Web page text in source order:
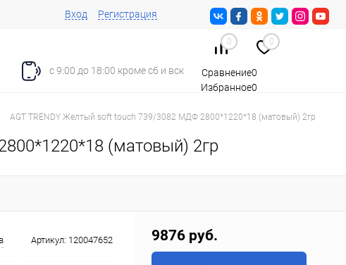
Вход Регистрация
с 9:00 до 18:00 кроме сб и вск
0 0
Сравнение0
Избранное0
AGT TRENDY Желтый soft touch 739/3082 МДФ 2800*1220*18 (матовый) 2гр
(матовый) 2гр
Артикул: 120047652 9876 руб.